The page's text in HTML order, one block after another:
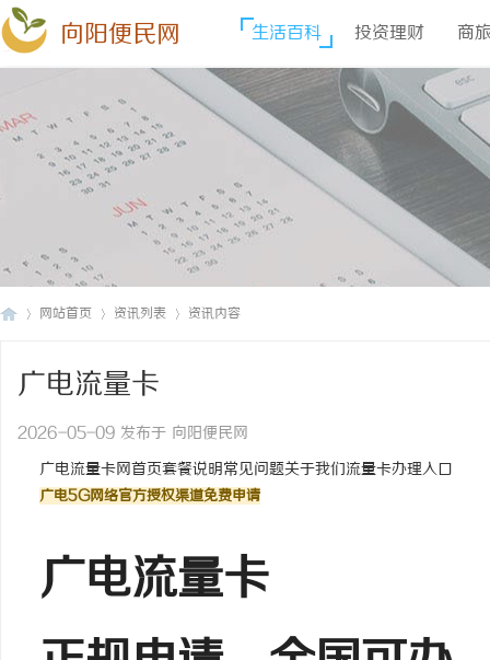
向阳便民网 生活百科 投资理财 商
网站首页 资讯列表 资讯内容
广电流量卡
2026-05-09 发布于 向阳便民网
广电流量卡网首页套餐说明常见问题关于我们流量卡办理入口
广电5G网络官方授权渠道免费申请
广电流量卡